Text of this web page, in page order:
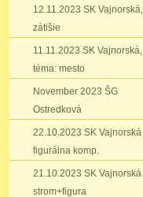
12.11.2023 SK Vajnorská‚
zátišie
11.11.2023 SK Vajnorská‚
téma: mesto
November 2023 ŠG
Ostredková
22.10.2023 SK Vajnorská
figurálna komp.
21.10.2023 SK Vajnorská
strom+figura